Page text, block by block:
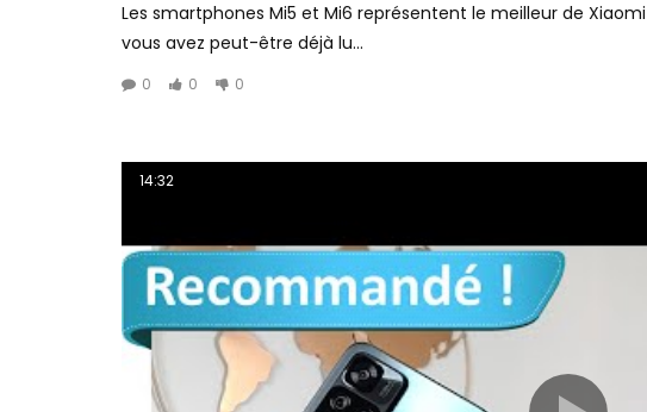
Les smartphones Mi5 et Mi6 représentent le meilleur de
vous avez peut-être déjà lu...
0 0 0
14:32